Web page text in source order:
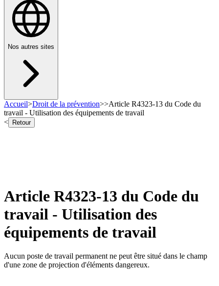
Nos autres sites
Accueil>Droit de la prévention>>Article R4323-13 du Code du
travail - Utilisation des équipements de travail
<
Retour
Article R4323-13 du Code du
travail - Utilisation des
équipements de travail
Aucun poste de travail permanent ne peut être situé dans le champ
d'une zone de projection d'éléments dangereux.